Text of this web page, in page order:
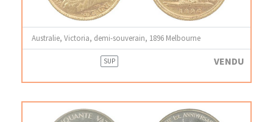
Australie, Victoria, demi-souverain, 1896 Melbourne
SUP VENDU